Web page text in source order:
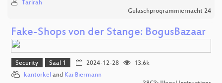
Tarirah
Gulaschprogrammiernacht 24
Fake-Shops von der Stange: BogusBazaar
Security Saal 1 2024-12-28
13.6k
kantorkel and Kai Biermann